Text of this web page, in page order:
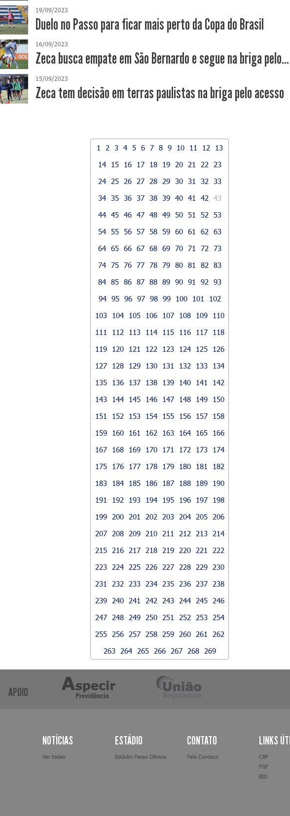
19/09/2023
Duelo no Passo para ficar mais perto da Copa do Brasil
16/09/2023
Zeca busca empate em São Bernardo e segue na briga pelo...
15/09/2023
Zeca tem decisão em terras paulistas na briga pelo acesso
1 2 3 4 5 6 7 8 9 10 11 12
13
14
15 16 17 18 19 20 21 22
23
24
25 26 27 28 29 30 31 32
33
34 35 36 37 38 39 40 41 42
43
44 45 46 47 48 49 50 51 52
53
54 55 56 57 58 59 60 61 62
63
64 65 66 67 68 69 70 71 72
73
74 75 76 77 78 79 80 81 82
83
84 85 86 87 88 89 90 91 92
93
94 95 96 97 98 99 100 101
102
103
104 105 106 107 108 109
110
111
112 113 114 115 116 117
118
119
120 121 122 123 124 125
126
127
128 129 130 131 132 133
134
135
136 137 138 139 140 141
142
143
144 145 146 147 148 149
150
151
152 153 154 155 156 157
158
159
160 161 162 163 164 165
166
167
168 169 170 171 172 173
174
175
176 177 178 179 180 181
182
183
184 185 186 187 188 189
190
191
192 193 194 195 196 197
198
199
200 201 202 203 204 205
206
207
208 209 210 211 212 213
214
215
216 217 218 219 220 221
222
223
224 225 226 227 228 229
230
231
232 233 234 235 236 237
238
239
240 241 242 243 244 245
246
247
248 249 250 251 252 253
254
255
256 257 258 259 260 261
262
263
264 265 266 267 268 269
APOIO
NOTÍCIAS
Ver todas
ESTÁDIO
Estádio Passo D’Areia
CONTATO
Fale Conosco
LINKS
CBF
FGF
BID